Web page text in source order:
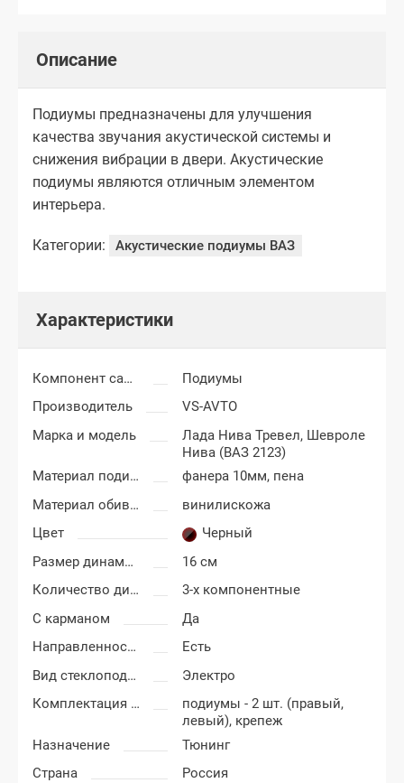
Описание
Подиумы предназначены для улучшения
качества звучания акустической системы и
снижения вибрации в двери. Акустические
подиумы являются отличным элементом
интерьера.
Категории: Акустические подиумы ВАЗ
Характеристики
Компонент салона
Подиумы
Производитель
VS-AVTO
Марка и модель
Лада Нива Тревел, Шевроле
Нива (ВАЗ 2123)
Материал подиумов
фанера 10мм, пена
Материал обивки подиумов
винилискожа
Цвет
Черный
Размер динамиков
16 см
Количество динамиков
3-х компонентные
С карманом
Да
Направленность
Есть
Вид стеклоподъемников
Электро
Комплектация подиумов
подиумы - 2 шт. (правый,
левый), крепеж
Назначение
Тюнинг
Страна
Россия